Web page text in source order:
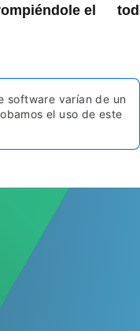
el
software varían de un
el uso de este